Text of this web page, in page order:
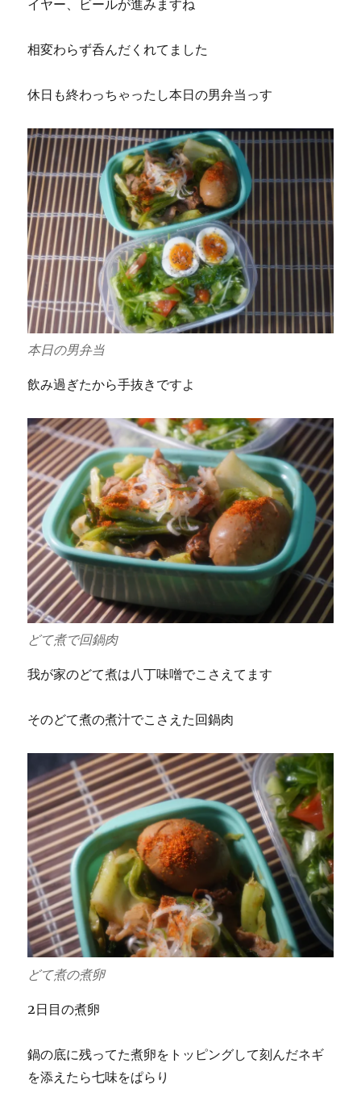
イヤー、ビールが進みますね
相変わらず呑んだくれてました
休日も終わっちゃったし本日の男弁当っす
本日の男弁当
飲み過ぎたから手抜きですよ
どて煮で回鍋肉
我が家のどて煮は八丁味噌でこさえてます
そのどて煮の煮汁でこさえた回鍋肉
どて煮の煮卵
2日目の煮卵
鍋の底に残ってた煮卵をトッピングして刻んだネギ
を添えたら七味をぱらり